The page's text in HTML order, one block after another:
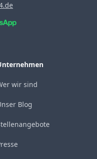
wir sind
Blog